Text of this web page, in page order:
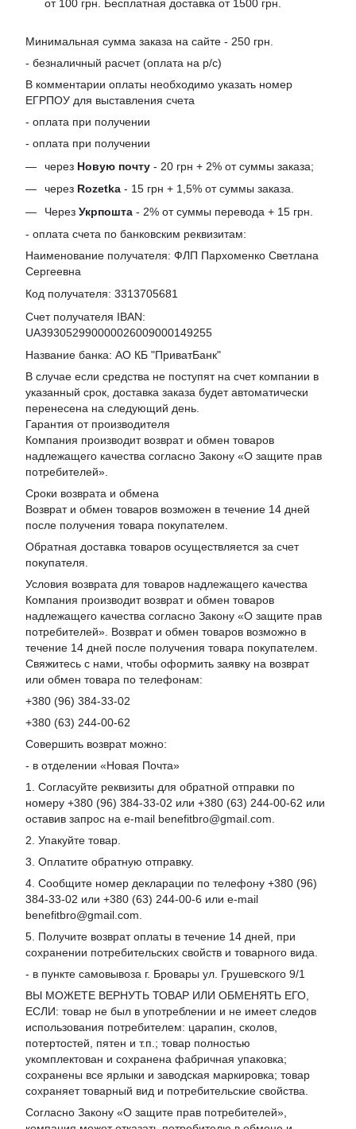
от 100 грн. Бесплатная доставка от 1500 грн.
Минимальная сумма заказа на сайте - 250 грн.
- безналичный расчет (оплата на р/с)
В комментарии оплаты необходимо указать номер
ЕГРПОУ для выставления счета
- оплата при получении
- оплата при получении
через Новую почту - 20 грн + 2% от суммы заказа;
через Rozetka - 15 грн + 1,5% от суммы заказа.
Через Укрпошта - 2% от суммы перевода + 15 грн.
- оплата счета по банковским реквизитам:
Наименование получателя: ФЛП Пархоменко Светлана
Сергеевна
Код получателя: 3313705681
Счет получателя IBAN:
UA393052990000026009000149255
Название банка: АО КБ "ПриватБанк"
В случае если средства не поступят на счет компании в
указанный срок, доставка заказа будет автоматически
перенесена на следующий день.
Гарантия от производителя
Компания производит возврат и обмен товаров
надлежащего качества согласно Закону «О защите прав
потребителей».
Сроки возврата и обмена
Возврат и обмен товаров возможен в течение 14 дней
после получения товара покупателем.
Обратная доставка товаров осуществляется за счет
покупателя.
Условия возврата для товаров надлежащего качества
Компания производит возврат и обмен товаров
надлежащего качества согласно Закону «О защите прав
потребителей». Возврат и обмен товаров возможно в
течение 14 дней после получения товара покупателем.
Свяжитесь с нами, чтобы оформить заявку на возврат
или обмен товара по телефонам:
+380 (96) 384-33-02
+380 (63) 244-00-62
Совершить возврат можно:
- в отделении «Новая Почта»
1. Согласуйте реквизиты для обратной отправки по
номеру +380 (96) 384-33-02 или +380 (63) 244-00-62 или
оставив запрос на e-mail benefitbro@gmail.com.
2. Упакуйте товар.
3. Оплатите обратную отправку.
4. Сообщите номер декларации по телефону +380 (96)
384-33-02 или +380 (63) 244-00-6 или e-mail
benefitbro@gmail.com.
5. Получите возврат оплаты в течение 14 дней, при
сохранении потребительских свойств и товарного вида.
- в пункте самовывоза г. Бровары ул. Грушевского 9/1
ВЫ МОЖЕТЕ ВЕРНУТЬ ТОВАР ИЛИ ОБМЕНЯТЬ ЕГО,
ЕСЛИ: товар не был в употреблении и не имеет следов
использования потребителем: царапин, сколов,
потертостей, пятен и т.п.; товар полностью
укомплектован и сохранена фабричная упаковка;
сохранены все ярлыки и заводская маркировка; товар
сохраняет товарный вид и потребительские свойства.
Согласно Закону «О защите прав потребителей»,